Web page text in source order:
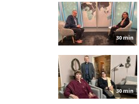
30 min
30 min